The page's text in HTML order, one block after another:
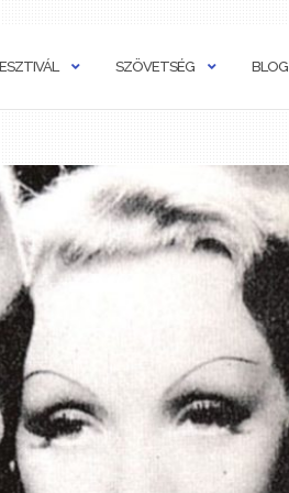
SZÖVETSÉG BLOG